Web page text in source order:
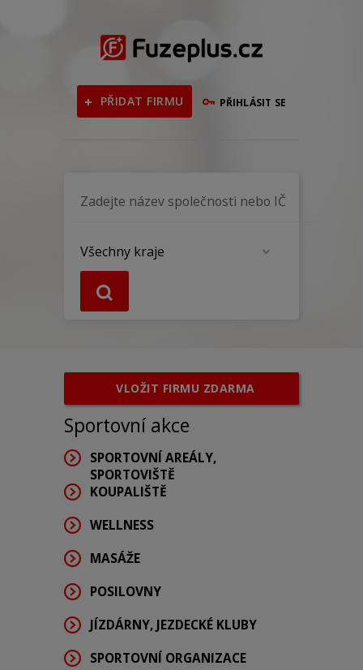
PŘIDAT FIRMU PŘIHLÁSIT SE
VLOŽIT FIRMU ZDARMA
Sportovní akce
SPORTOVNÍ AREÁLY,
SPORTOVIŠTĚ
KOUPALIŠTĚ
WELLNESS
MASÁŽE
POSILOVNY
JÍZDÁRNY, JEZDECKÉ KLUBY
SPORTOVNÍ ORGANIZACE